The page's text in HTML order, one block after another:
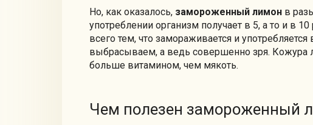
Но, как оказалось, замороженный лимон в
употреблении организм получает в 5, а то и в
всего тем, что замораживается и
выбрасываем, а ведь совершенно зря. Кожура
больше витамином, чем мякоть.
Чем полезен замороженный